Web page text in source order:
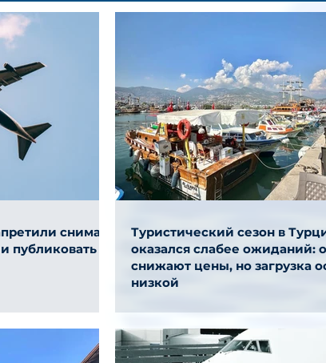
снимать
публиковать
Туристический сезон в
оказался слабее ожиданий:
снижают цены, но загрузка
низкой